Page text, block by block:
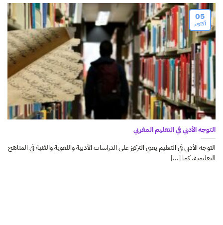
التوجه الأدبي في التعليم المغربي
التوجه الأدبي في التعليم يعني التركيز على الدراسات الأدبية واللغوية والفنية في المناهج
التعليمية. كما [...]
05
أكتوبر